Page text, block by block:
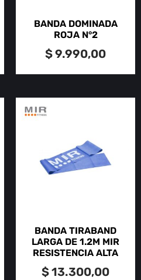
BANDA DOMINADA
ROJA N°2
$9.990,00
BANDA TIRABAND
LARGA DE 1.2M MIR
RESISTENCIA ALTA
$13.300,00